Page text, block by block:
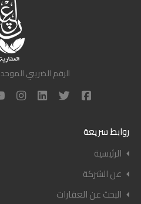
الرقم الضريبي الموحد 507-746-699
روابط سريعة
الرئيسية
عن الشركة
البحث عن العقارات